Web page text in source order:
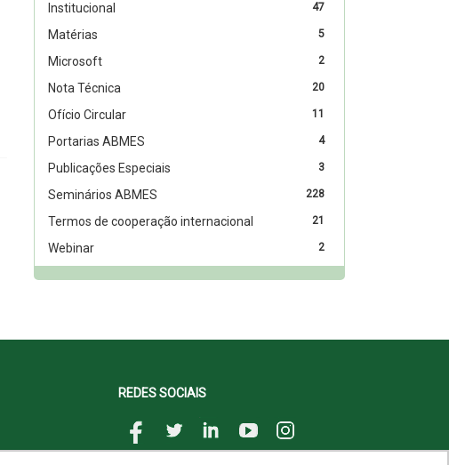
47
Institucional
5
Matérias
2
Microsoft
20
Nota Técnica
11
Ofício Circular
4
Portarias ABMES
3
Publicações Especiais
228
Seminários ABMES
21
Termos de cooperação internacional
2
Webinar
REDES SOCIAIS